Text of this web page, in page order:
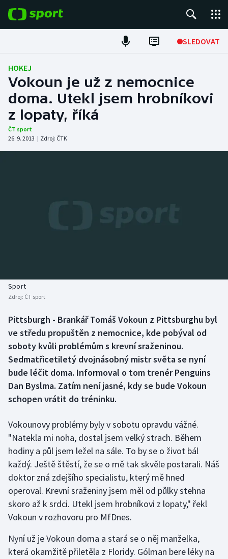
SLEDOVAT
Fotbal
Hokej
Tenis
Atletika
Biatlon
Box
Curling
Dostihy
Florbal
Futsal
Golf
Gymnastika
Házená
Judo
Aplikace ČT sport
HOKEJ
Vokoun je už z nemocnice
doma. Utekl jsem hrobníkovi
z lopaty, říká
ČT sport
26. 9. 2013 | Zdroj: ČTK
Sport
Zdroj: ČT sport
Pittsburgh - Brankář Tomáš Vokoun z Pittsburghu byl
ve středu propuštěn z nemocnice, kde pobýval od
soboty kvůli problémům s krevní sraženinou.
Sedmatřicetiletý dvojnásobný mistr světa se nyní
bude léčit doma. Informoval o tom trenér Penguins
Dan Byslma. Zatím není jasné, kdy se bude Vokoun
schopen vrátit do tréninku.
Vokounovy problémy byly v sobotu opravdu vážné.
"Natekla mi noha, dostal jsem velký strach. Během
hodiny a půl jsem ležel na sále. To by se o život bál
každý. Ještě štěstí, že se o mě tak skvěle postarali. Náš
doktor zná zdejšího specialistu, který mě hned
operoval. Krevní sraženiny jsem měl od půlky stehna
skoro až k srdci. Utekl jsem hrobníkovi z lopaty," řekl
Vokoun v rozhovoru pro MfDnes.
Nyní už je Vokoun doma a stará se o něj manželka,
která okamžitě přiletěla z Floridy. Gólman bere léky na